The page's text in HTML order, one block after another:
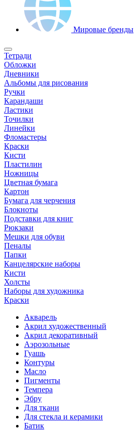
Мировые бренды
Тетради
Обложки
Дневники
Альбомы для рисования
Ручки
Карандаши
Ластики
Точилки
Линейки
Фломастеры
Краски
Кисти
Пластилин
Ножницы
Цветная бумага
Картон
Бумага для черчения
Блокноты
Подставки для книг
Рюкзаки
Мешки для обуви
Пеналы
Папки
Канцелярские наборы
Кисти
Холсты
Наборы для художника
Краски
Акварель
Акрил художественный
Акрил декоративный
Аэрозольные
Гуашь
Контуры
Масло
Пигменты
Темпера
Эбру
Для ткани
Для стекла и керамики
Батик